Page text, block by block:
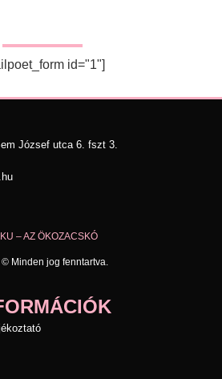
id="1"]
József utca 6. fszt 3.
– AZ ÖKOZACSKÓ
Minden jog fenntartva.